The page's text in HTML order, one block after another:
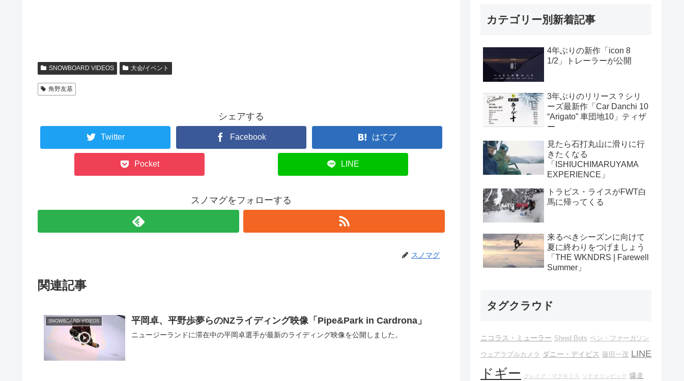
SNOWBOARD VIDEOS 大会/イベント
角野友基
シェアする
Twitter Facebook はてブ
Pocket LINE
スノマグをフォローする
スノマグ
関連記事
SNOWBOARD VIDEOS 平岡卓、平野歩夢らのNZライディング映像「Pipe&Park in Cardrona」
ニュージーランドに滞在中の平岡卓選手が最新のライディング映像を公開しました。
カテゴリー別新着記事
4年ぶりの新作「icon 8
1/2」トレーラーが公開
3年ぶりのリリース？シリ
ーズ最新作「Car Danchi 10
“Arigato” 車団地10」ティザ
ー
見たら石打丸山に滑りに行
きたくなる
「ISHIUCHIMARUYAMA
EXPERIENCE」
トラビス・ライスがFWT白
馬に帰ってくる
来るべきシーズンに向けて
夏に終わりをつげましょう
「THE WKNDRS | Farewell
Summer」
タグクラウド
ニコラス・ミューラー Shred Bots ベン・ファーガソン
ウェアラブルカメラ ダニー・デイビス 藤田一茂 LINE
ドギー クレイグ・マクモリス ソチオリンピック 爆走